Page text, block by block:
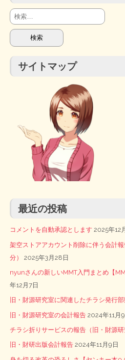
検
索:
サイトマップ
最近の投稿
コメントを自動承認とします 2025年12
架空ストアアカウント削除に伴う会計
分）
2025年3月28日
nyunさんの新しいMMT入門まとめ【
年12月7日
旧・財源研究室に関連したチラシ発行
旧・財源研究室の会計報告 2024年11月
チラシ折りサービスの報告（旧・財源研
旧・財研出版会計報告 2024年11月9日